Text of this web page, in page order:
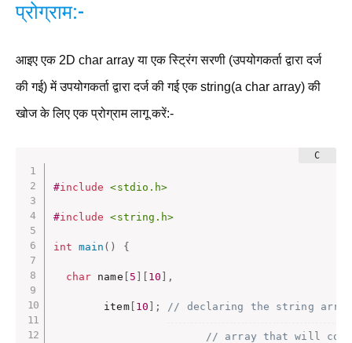
प्रोग्राम:-
आइए एक 2D char array या एक स्ट्रिंग सरणी (उपयोगकर्ता द्वारा दर्ज
की गई) में उपयोगकर्ता द्वारा दर्ज की गई एक string(a char array) की
खोज के लिए एक प्रोग्राम लागू करें:-
#include <stdio.h>
#include <string.h>
int main ( ) {
char name 5 10 ,
        item
[ 10 ; // declaring the string array
// array that will